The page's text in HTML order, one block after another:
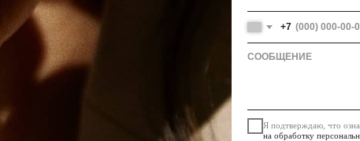
+7
Я подтверждаю, что
на обработку